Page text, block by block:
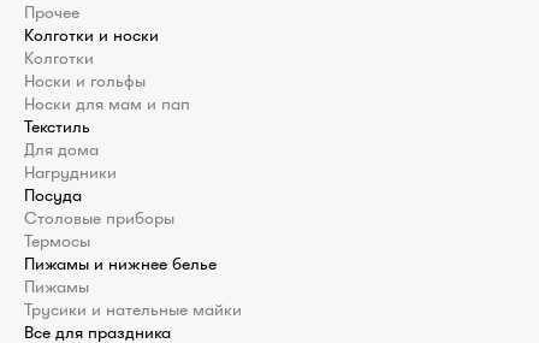
Прочее
Колготки и носки
Колготки
Носки и гольфы
Носки для мам и пап
Текстиль
Для дома
Нагрудники
Посуда
Столовые приборы
Термосы
Пижамы и нижнее белье
Пижамы
Трусики и нательные майки
Все для праздника